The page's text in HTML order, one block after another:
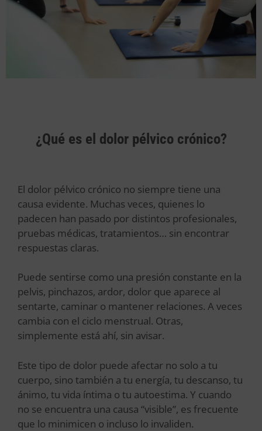
¿Qué es el dolor pélvico crónico?
El dolor pélvico crónico no siempre tiene una
causa evidente. Muchas veces, quienes lo
padecen han pasado por distintos profesionales,
pruebas médicas, tratamientos… sin encontrar
respuestas claras.
Puede sentirse como una presión constante en la
pelvis, pinchazos, ardor, dolor que aparece al
sentarte, caminar o mantener relaciones. A veces
cambia con el ciclo menstrual. Otras,
simplemente está ahí, sin avisar.
Este tipo de dolor puede afectar no solo a tu
cuerpo, sino también a tu energía, tu descanso, tu
ánimo, tu vida íntima o tu autoestima. Y cuando
no se encuentra una causa “visible”, es frecuente
que lo minimicen o incluso lo invaliden.